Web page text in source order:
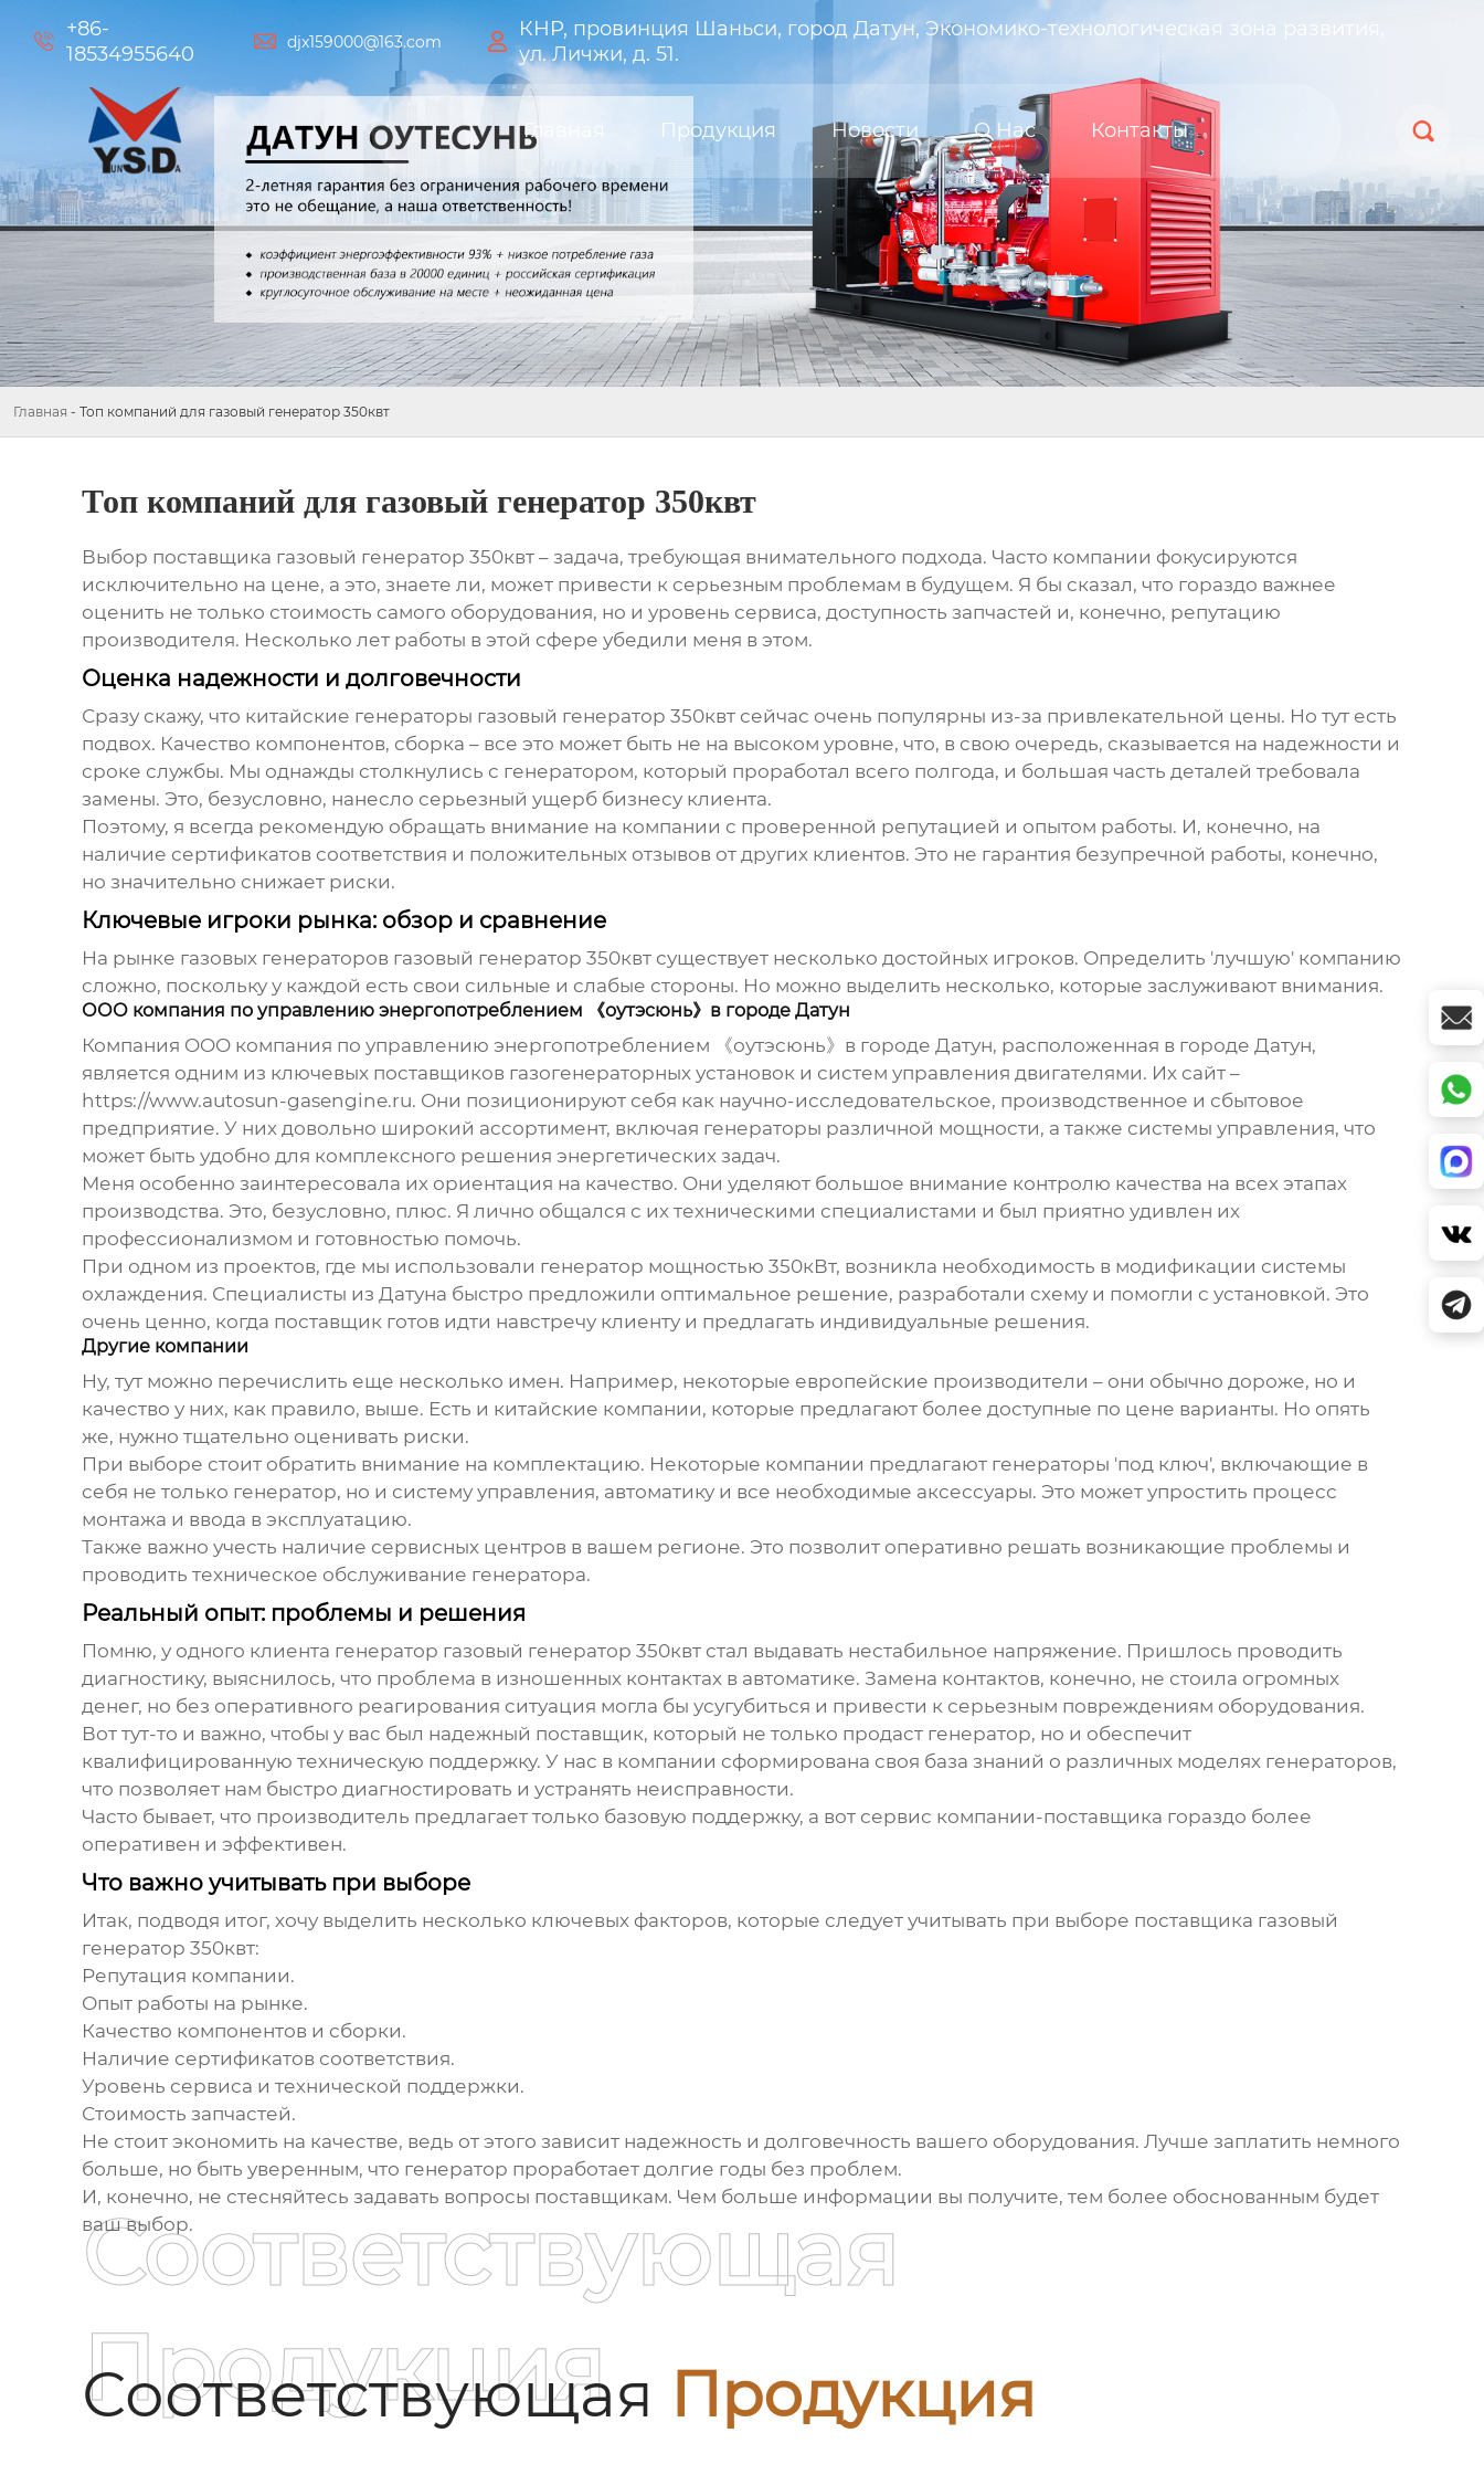

+86-
18534955640
 djx159000@163.com 
КНР, провинция Шаньси, город Датун, Экономико-технологическая зона развития,
ул. Личжи, д. 51.
Главная Продукция Новости О Нас Контакты 
Главная - Топ компаний для газовый генератор 350квт
Топ компаний для газовый генератор 350квт
Выбор поставщика газовый генератор 350квт– задача, требующая внимательного подхода. Часто компании фокусируются
исключительно на цене, а это, знаете ли, может привести к серьезным проблемам в будущем. Я бы сказал, что гораздо важнее
оценить не только стоимость самого оборудования, но и уровень сервиса, доступность запчастей и, конечно, репутацию
производителя. Несколько лет работы в этой сфере убедили меня в этом.
Оценка надежности и долговечности
Сразу скажу, что китайские генераторы газовый генератор 350квтсейчас очень популярны из-за привлекательной цены. Но тут есть
подвох. Качество компонентов, сборка – все это может быть не на высоком уровне, что, в свою очередь, сказывается на надежности и
сроке службы. Мы однажды столкнулись с генератором, который проработал всего полгода, и большая часть деталей требовала
замены. Это, безусловно, нанесло серьезный ущерб бизнесу клиента.
Поэтому, я всегда рекомендую обращать внимание на компании с проверенной репутацией и опытом работы. И, конечно, на
наличие сертификатов соответствия и положительных отзывов от других клиентов. Это не гарантия безупречной работы, конечно,
но значительно снижает риски.
Ключевые игроки рынка: обзор и сравнение
На рынке газовых генераторов газовый генератор 350квтсуществует несколько достойных игроков. Определить 'лучшую' компанию
сложно, поскольку у каждой есть свои сильные и слабые стороны. Но можно выделить несколько, которые заслуживают внимания.
ООО компания по управлению энергопотреблением 《оутэсюнь》в городе Датун
Компания OOO компания по управлению энергопотреблением 《оутэсюнь》в городе Датун, расположенная в городе Датун,
является одним из ключевых поставщиков газогенераторных установок и систем управления двигателями. Их сайт –
https://www.autosun-gasengine.ru. Они позиционируют себя как научно-исследовательское, производственное и сбытовое
предприятие. У них довольно широкий ассортимент, включая генераторы различной мощности, а также системы управления, что
может быть удобно для комплексного решения энергетических задач.
Меня особенно заинтересовала их ориентация на качество. Они уделяют большое внимание контролю качества на всех этапах
производства. Это, безусловно, плюс. Я лично общался с их техническими специалистами и был приятно удивлен их
профессионализмом и готовностью помочь.
При одном из проектов, где мы использовали генератор мощностью 350кВт, возникла необходимость в модификации системы
охлаждения. Специалисты из Датуна быстро предложили оптимальное решение, разработали схему и помогли с установкой. Это
очень ценно, когда поставщик готов идти навстречу клиенту и предлагать индивидуальные решения.
Другие компании
Ну, тут можно перечислить еще несколько имен. Например, некоторые европейские производители – они обычно дороже, но и
качество у них, как правило, выше. Есть и китайские компании, которые предлагают более доступные по цене варианты. Но опять
же, нужно тщательно оценивать риски.
При выборе стоит обратить внимание на комплектацию. Некоторые компании предлагают генераторы 'под ключ', включающие в
себя не только генератор, но и систему управления, автоматику и все необходимые аксессуары. Это может упростить процесс
монтажа и ввода в эксплуатацию.
Также важно учесть наличие сервисных центров в вашем регионе. Это позволит оперативно решать возникающие проблемы и
проводить техническое обслуживание генератора.
Реальный опыт: проблемы и решения
Помню, у одного клиента генератор газовый генератор 350квтстал выдавать нестабильное напряжение. Пришлось проводить
диагностику, выяснилось, что проблема в изношенных контактах в автоматике. Замена контактов, конечно, не стоила огромных
денег, но без оперативного реагирования ситуация могла бы усугубиться и привести к серьезным повреждениям оборудования.
Вот тут-то и важно, чтобы у вас был надежный поставщик, который не только продаст генератор, но и обеспечит
квалифицированную техническую поддержку. У нас в компании сформирована своя база знаний о различных моделях генераторов,
что позволяет нам быстро диагностировать и устранять неисправности.
Часто бывает, что производитель предлагает только базовую поддержку, а вот сервис компании-поставщика гораздо более
оперативен и эффективен.
Что важно учитывать при выборе
Итак, подводя итог, хочу выделить несколько ключевых факторов, которые следует учитывать при выборе поставщика газовый
генератор 350квт:
Репутация компании.
Опыт работы на рынке.
Качество компонентов и сборки.
Наличие сертификатов соответствия.
Уровень сервиса и технической поддержки.
Стоимость запчастей.
Не стоит экономить на качестве, ведь от этого зависит надежность и долговечность вашего оборудования. Лучше заплатить немного
больше, но быть уверенным, что генератор проработает долгие годы без проблем.
И, конечно, не стесняйтесь задавать вопросы поставщикам. Чем больше информации вы получите, тем более обоснованным будет
ваш выбор.
Соответствующая Продукция
Соответствующая
Продукция